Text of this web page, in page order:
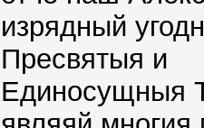
изрядный
Пресвятыя и
Единосущныя